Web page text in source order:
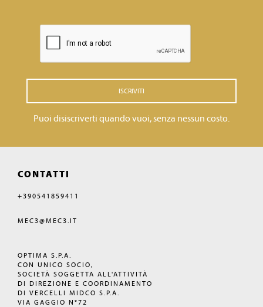
ISCRIVITI
Puoi disiscriverti quando vuoi, senza nessun costo.
CONTATTI
+390541859411
MEC3@MEC3.IT
OPTIMA S.P.A.
CON UNICO SOCIO,
SOCIETÀ SOGGETTA ALL'ATTIVITÀ
DI DIREZIONE E COORDINAMENTO
DI VERCELLI MIDCO S.P.A.
VIA GAGGIO N°72